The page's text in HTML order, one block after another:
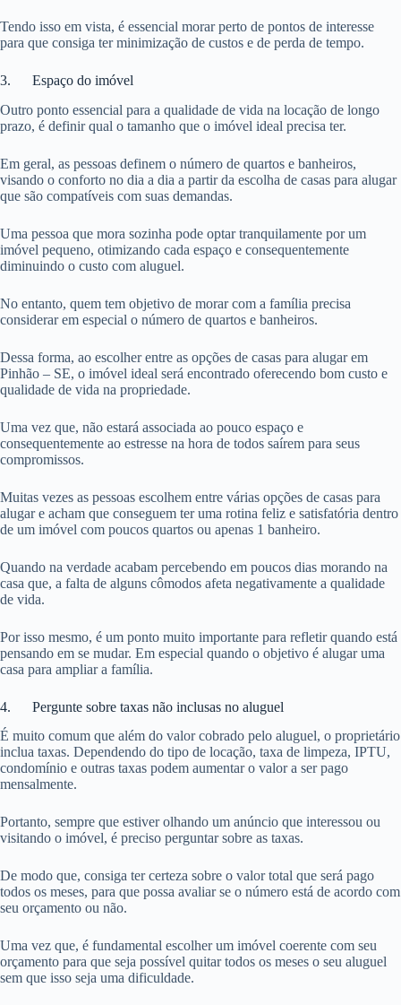
Tendo isso em vista, é essencial morar perto de pontos de interesse
para que consiga ter minimização de custos e de perda de tempo.
3. Espaço do imóvel
Outro ponto essencial para a qualidade de vida na locação de longo
prazo, é definir qual o tamanho que o imóvel ideal precisa ter.
Em geral, as pessoas definem o número de quartos e banheiros,
visando o conforto no dia a dia a partir da escolha de casas para alugar
que são compatíveis com suas demandas.
Uma pessoa que mora sozinha pode optar tranquilamente por um
imóvel pequeno, otimizando cada espaço e consequentemente
diminuindo o custo com aluguel.
No entanto, quem tem objetivo de morar com a família precisa
considerar em especial o número de quartos e banheiros.
Dessa forma, ao escolher entre as opções de casas para alugar em
Pinhão – SE, o imóvel ideal será encontrado oferecendo bom custo e
qualidade de vida na propriedade.
Uma vez que, não estará associada ao pouco espaço e
consequentemente ao estresse na hora de todos saírem para seus
compromissos.
Muitas vezes as pessoas escolhem entre várias opções de casas para
alugar e acham que conseguem ter uma rotina feliz e satisfatória dentro
de um imóvel com poucos quartos ou apenas 1 banheiro.
Quando na verdade acabam percebendo em poucos dias morando na
casa que, a falta de alguns cômodos afeta negativamente a qualidade
de vida.
Por isso mesmo, é um ponto muito importante para refletir quando está
pensando em se mudar. Em especial quando o objetivo é alugar uma
casa para ampliar a família.
4. Pergunte sobre taxas não inclusas no aluguel
É muito comum que além do valor cobrado pelo aluguel, o proprietário
inclua taxas. Dependendo do tipo de locação, taxa de limpeza, IPTU,
condomínio e outras taxas podem aumentar o valor a ser pago
mensalmente.
Portanto, sempre que estiver olhando um anúncio que interessou ou
visitando o imóvel, é preciso perguntar sobre as taxas.
De modo que, consiga ter certeza sobre o valor total que será pago
todos os meses, para que possa avaliar se o número está de acordo com
seu orçamento ou não.
Uma vez que, é fundamental escolher um imóvel coerente com seu
orçamento para que seja possível quitar todos os meses o seu aluguel
sem que isso seja uma dificuldade.